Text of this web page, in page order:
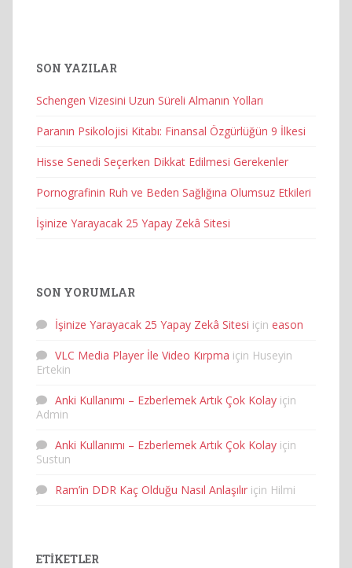
SON YAZILAR
Schengen Vizesini Uzun Süreli Almanın Yolları
Paranın Psikolojisi Kitabı: Finansal Özgürlüğün 9 İlkesi
Hisse Senedi Seçerken Dikkat Edilmesi Gerekenler
Pornografinin Ruh ve Beden Sağlığına Olumsuz Etkileri
İşinize Yarayacak 25 Yapay Zekâ Sitesi
SON YORUMLAR
İşinize Yarayacak 25 Yapay Zekâ Sitesi için eason
VLC Media Player İle Video Kırpma için Huseyin
Ertekin
Anki Kullanımı – Ezberlemek Artık Çok Kolay için
Admin
Anki Kullanımı – Ezberlemek Artık Çok Kolay için
Sustun
Ram’in DDR Kaç Olduğu Nasıl Anlaşılır için Hilmi
ETIKETLER